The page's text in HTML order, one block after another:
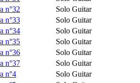
n°32
Solo Guitar
n°33
Solo Guitar
n°34
Solo Guitar
n°35
Solo Guitar
n°36
Solo Guitar
n°37
Solo Guitar
n°4
Solo Guitar